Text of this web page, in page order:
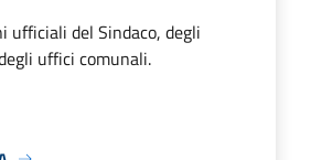
ufficiali del Sindaco, degli
uffici comunali.